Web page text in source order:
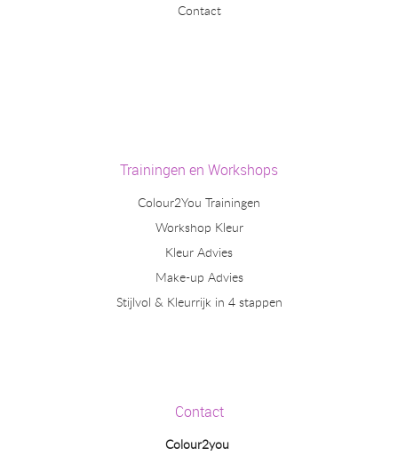
Contact
Trainingen en Workshops
Colour2You Trainingen
Workshop Kleur
Kleur Advies
Make-up Advies
Stijlvol & Kleurrijk in 4 stappen
Contact
Colour2you